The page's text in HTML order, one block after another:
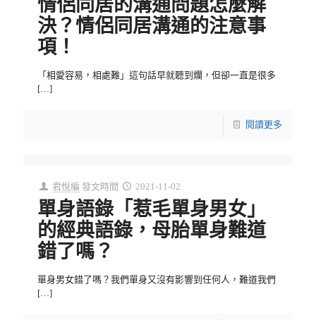
情侶同居的溝通問題怎麼解
決？情侶同居溝通的注意事
項！
「相愛容易，相處難」這句話早就聽到爛，但卻一直是很多
[…]
閱讀更多
君悅編 發文時間 2021-11-02
單身語錄「惹毛單身男女」
的經典語錄，母胎單身難道
錯了嗎？
單身男女錯了嗎？我們單身又沒有影響到任何人，難道我們
[…]